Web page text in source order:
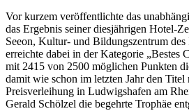
Vor kurzem veröffentlichte das
das Ergebnis seiner diesjährigen Hotel-
Seeon, Kultur- und Bildungszentrum
erreichte dabei in der Kategorie „Bestes
mit 2415 von 2500 möglichen Punkten
damit wie schon im letzten Jahr den
Preisverleihung in Ludwigshafen am
Gerald Schölzel die begehrte Trophäe